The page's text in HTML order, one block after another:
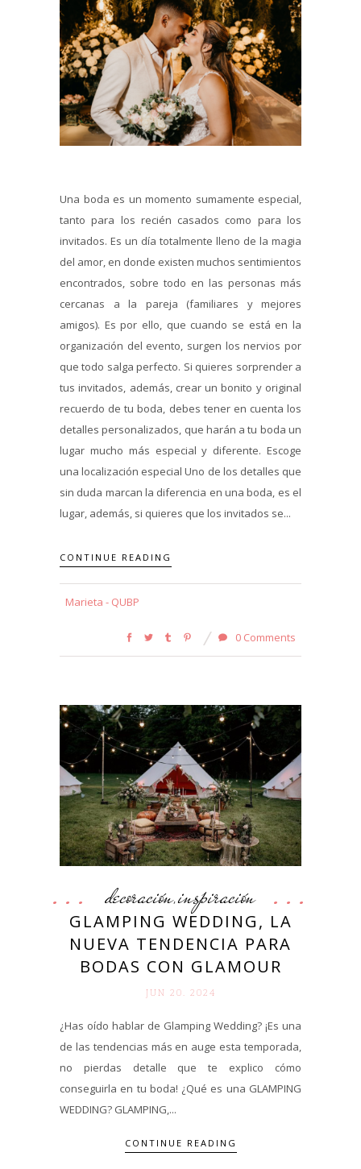
Una boda es un momento sumamente especial,
tanto para los recién casados como para los
invitados. Es un día totalmente lleno de la magia
del amor, en donde existen muchos sentimientos
encontrados, sobre todo en las personas más
cercanas a la pareja (familiares y mejores
amigos). Es por ello, que cuando se está en la
organización del evento, surgen los nervios por
que todo salga perfecto. Si quieres sorprender a
tus invitados, además, crear un bonito y original
recuerdo de tu boda, debes tener en cuenta los
detalles personalizados, que harán a tu boda un
lugar mucho más especial y diferente. Escoge
una localización especial Uno de los detalles que
sin duda marcan la diferencia en una boda, es el
lugar, además, si quieres que los invitados se...
CONTINUE READING
Marieta - QUBP
0 Comments
decoración,inspiración
GLAMPING WEDDING, LA
NUEVA TENDENCIA PARA
BODAS CON GLAMOUR
JUN 20. 2024
¿Has oído hablar de Glamping Wedding? ¡Es una
de las tendencias más en auge esta temporada,
no pierdas detalle que te explico cómo
conseguirla en tu boda! ¿Qué es una GLAMPING
WEDDING? GLAMPING,...
CONTINUE READING